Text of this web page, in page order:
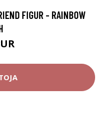
FIGUR - RAINBOW